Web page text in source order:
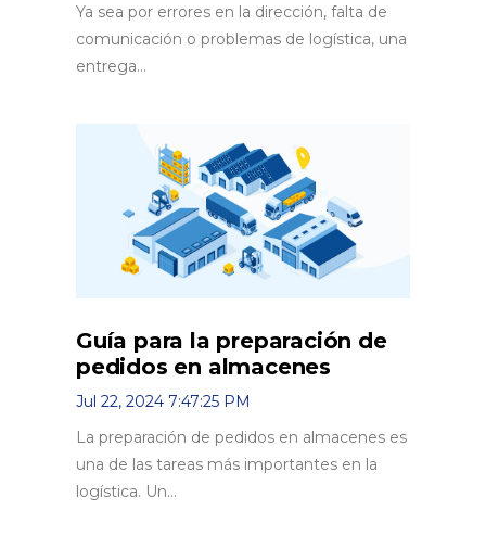
Ya sea por errores en la dirección, falta de
comunicación o problemas de logística, una
entrega...
Guía para la preparación de
pedidos en almacenes
Jul 22, 2024 7:47:25 PM
La preparación de pedidos en almacenes es
una de las tareas más importantes en la
logística. Un...